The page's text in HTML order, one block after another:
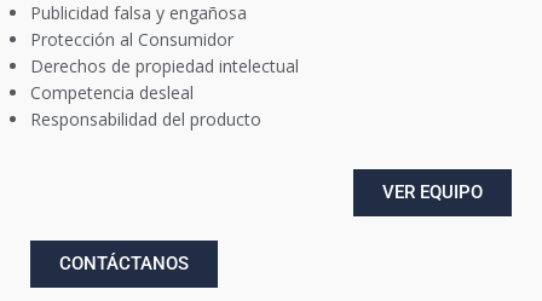
Publicidad falsa y engañosa
Protección al Consumidor
Derechos de propiedad intelectual
Competencia desleal
Responsabilidad del producto
VER EQUIPO
CONTÁCTANOS